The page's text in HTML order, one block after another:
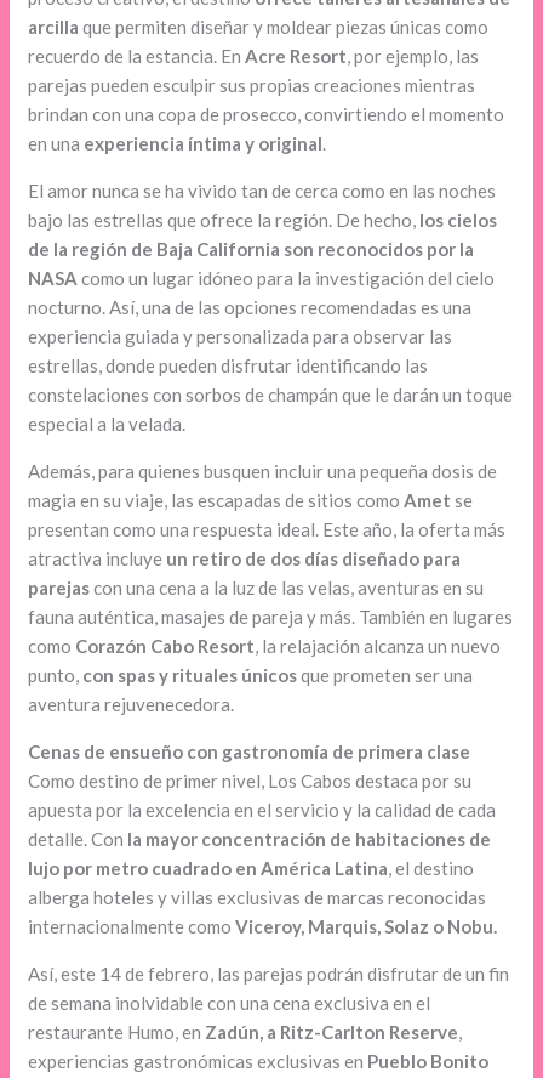
arcilla que permiten diseñar y moldear piezas únicas como
recuerdo de la estancia. EnAcre Resort, por ejemplo, las
parejas pueden esculpir sus propias creaciones mientras
brindan con una copa de prosecco, convirtiendo el momento
en una experiencia íntima y original.
El amor nunca se ha vivido tan de cerca como en las noches
bajo las estrellas que ofrece la región. De hecho, los cielos
de la región de Baja California son reconocidos por la
NASA como un lugar idóneo para la investigación del cielo
nocturno. Así, una de las opciones recomendadas es una
experiencia guiada y personalizada para observar las
estrellas, donde pueden disfrutar identificando las
constelaciones con sorbos de champán que le darán un toque
especial a la velada.
Además, para quienes busquen incluir una pequeña dosis de
magia en su viaje, las escapadas de sitios comoAmet se
presentan como una respuesta ideal. Este año, la oferta más
atractiva incluye un retiro de dos días diseñado para
parejascon una cena a la luz de las velas, aventuras en su
fauna auténtica, masajes de pareja y más. También en lugares
como Corazón Cabo Resort, la relajación alcanza un nuevo
punto, con spas y rituales únicosque prometen ser una
aventura rejuvenecedora.
Cenas de ensueño con gastronomía de primera clase
Como destino de primer nivel, Los Cabos destaca por su
apuesta por la excelencia en el servicio y la calidad de cada
detalle. Con la mayor concentración de habitaciones de
lujo por metro cuadrado en América Latina, el destino
alberga hoteles y villas exclusivas de marcas reconocidas
internacionalmente como Viceroy, Marquis, Solaz o Nobu.
Así, este 14 de febrero, las parejas podrán disfrutar de un fin
de semana inolvidable con una cena exclusiva en el
restaurante Humo, en Zadún, a Ritz-Carlton Reserve,
experiencias gastronómicas exclusivas en Pueblo Bonito